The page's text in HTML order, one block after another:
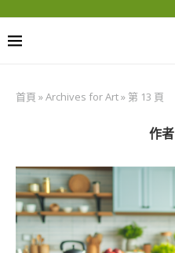
首頁 »Archives for Art» 第 13 頁
作者